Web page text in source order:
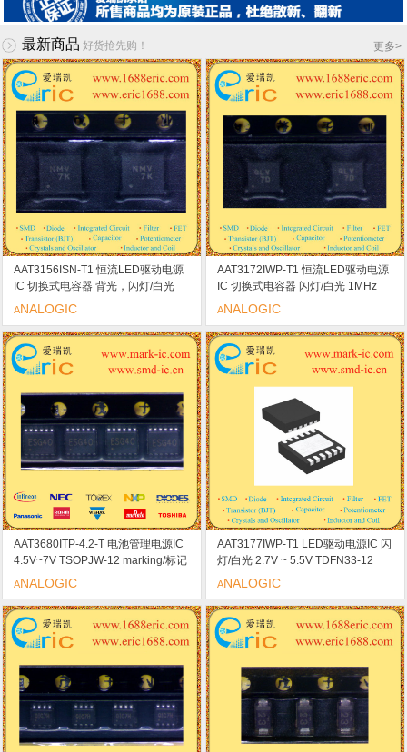
更多>
最新商品 好货抢先购！
AAT3156ISN-T1 恒流LED驱动电源
IC 切换式电容器 背光，闪灯/白光
1MHz 2.7V ~ 5.5V 4.3V TDFN44-16
电感器
ANALOGIC
AAT3172IWP-T1 恒流LED驱动电源
IC 切换式电容器 闪灯/白光 1MHz
2.7V ~ 5.5V 5.5V TDFN33-12 QLV
动
ANALOGIC
AAT3680ITP-4.2-T 电池管理电源IC
4.5V~7V TSOPJW-12 marking/标记
ESG 线性电池充电控制器
ANALOGIC
AAT3177IWP-T1 LED驱动电源IC 闪
灯/白光 2.7V ~ 5.5V TDFN33-12
QLV 无电感器/自动软启动
ANALOGIC